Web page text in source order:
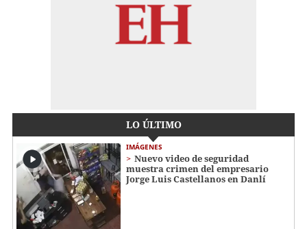
LO ÚLTIMO
IMÁGENES
Nuevo video de seguridad
muestra crimen del empresario
Jorge Luis Castellanos en Danlí